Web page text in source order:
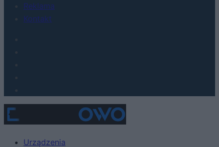
Reklama
Kontakt
Urządzenia